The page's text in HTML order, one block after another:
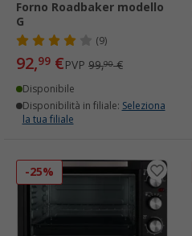
Forno Roadbaker modello
G
(9)
92,99 €PVP 99,90€
Disponibile
Disponibilità in filiale: Seleziona
la tua filiale
-25%